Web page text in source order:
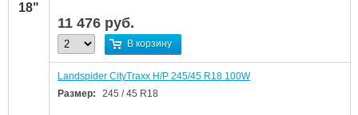
18"
11 476 руб.
В корзину
Landspider CityTraxx H/P 245/45 R18 100W
Размер:
245 / 45 R18